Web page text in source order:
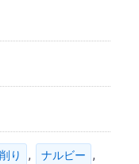
り , ナルビー ,